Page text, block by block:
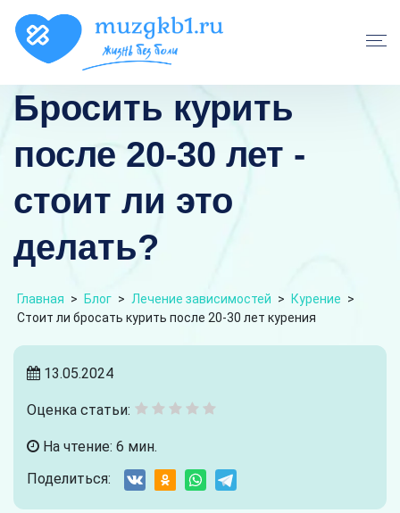
Бросить курить
после 20-30 лет -
стоит ли это
делать?
Главная > Блог > Лечение зависимостей > Курение >
Стоит ли бросать курить после 20-30 лет курения
13.05.2024
Оценка статьи:
На чтение: 6 мин.
Поделиться: